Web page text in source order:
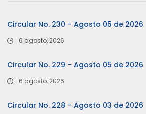
Circular No. 230 – Agosto 05 de 2026
6 agosto, 2026
Circular No. 229 – Agosto 05 de 2026
6 agosto, 2026
Circular No. 228 – Agosto 03 de 2026